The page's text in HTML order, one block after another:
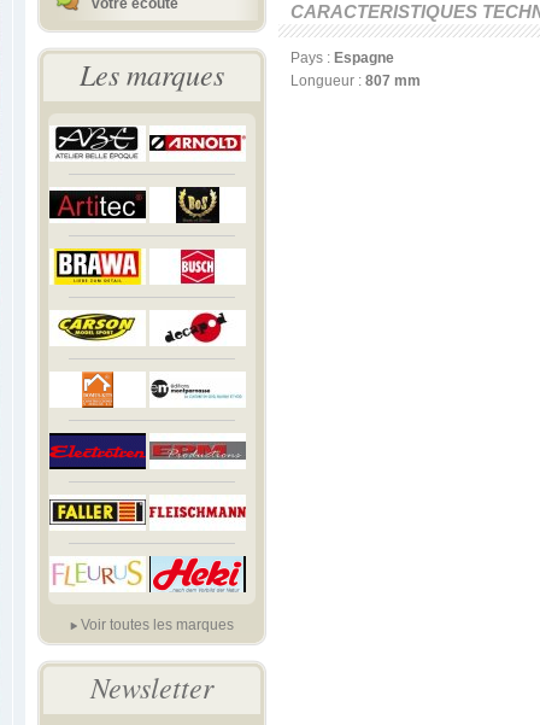
votre écoute
Les marques
Voir toutes les marques
Newsletter
CARACTERISTIQUES
Pays : Espagne
Longueur : 807 mm